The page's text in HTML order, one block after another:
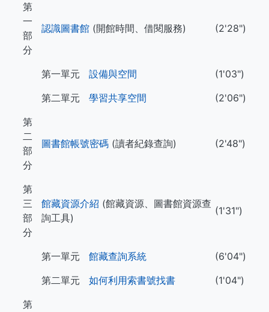
第
一
部
分
認識圖書館 (開館時間、借閱服務) (2'28")
第一單元 設備與空間
(1'03")
第二單元 學習共享空間
(2'06")
第
二
部
分
圖書館帳號密碼 (讀者紀錄查詢) (2'48")
第
三
部
分
館藏資源介紹 (館藏資源、圖書館資源查
詢工具)
(1'31")
第一單元 館藏查詢系統
(6'04")
第二單元 如何利用索書號找書
(1'04")
第